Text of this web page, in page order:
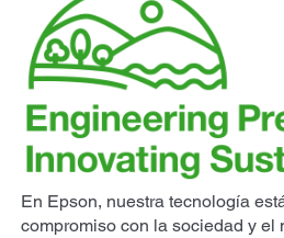
En Epson, nuestra tecnología
compromiso con la sociedad y el